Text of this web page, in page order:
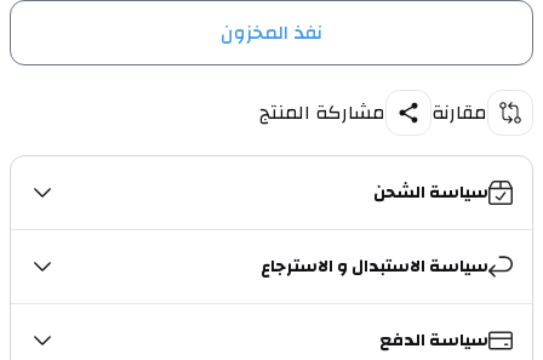
نفذ المخزون
مقارنة مشاركة المنتج
سياسة الشحن
سياسة الاستبدال و الاسترجاع
سياسة الدفع